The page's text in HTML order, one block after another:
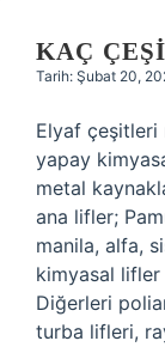
KAÇ
Tarih: Şubat 20,
Elyaf çeşitleri
yapay
metal
ana lifler;
manila, alfa,
kimyasal
Diğerleri
turba lifleri,